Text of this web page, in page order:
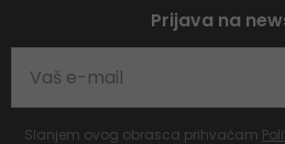
Prijava na
Slanjem ovog obrasca prihvaćam